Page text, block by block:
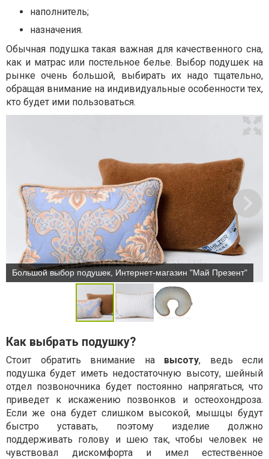
наполнитель;
назначения.
Обычная подушка такая важная для качественного сна,
как и матрас или постельное белье. Выбор подушек на
рынке очень большой, выбирать их надо тщательно,
обращая внимание на индивидуальные особенности тех,
кто будет ими пользоваться.
Большой выбор подушек, Интернет-магазин "Май Презент"
Как выбрать подушку?
Стоит обратить внимание на высоту, ведь если
подушка будет иметь недостаточную высоту, шейный
отдел позвоночника будет постоянно напрягаться, что
приведет к искажению позвонков и остеохондроза.
Если же она будет слишком высокой, мышцы будут
быстро уставать, поэтому изделие должно
поддерживать голову и шею так, чтобы человек не
чувствовал дискомфорта и имел естественное